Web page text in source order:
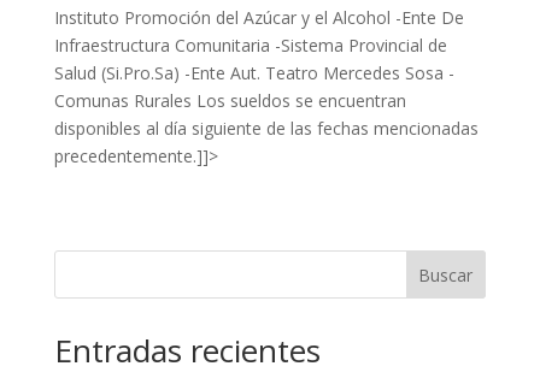
Instituto Promoción del Azúcar y el Alcohol -Ente De
Infraestructura Comunitaria -Sistema Provincial de
Salud (Si.Pro.Sa) -Ente Aut. Teatro Mercedes Sosa -
Comunas Rurales Los sueldos se encuentran
disponibles al día siguiente de las fechas mencionadas
precedentemente.]]>
Buscar
Entradas recientes